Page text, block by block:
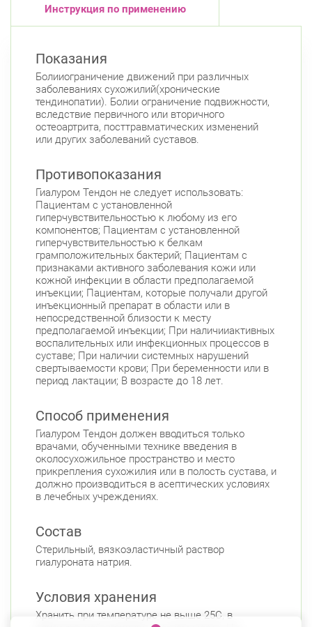
Инструкция по применению
Показания
Болииограничение движений при различных
заболеваниях сухожилий(хронические
тендинопатии). Болии ограничение подвижности,
вследствие первичного или вторичного
остеоартрита, посттравматических изменений
или других заболеваний суставов.
Противопоказания
Гиалуром Тендон не следует использовать:
Пациентам с установленной
гиперчувствительностью к любому из его
компонентов; Пациентам с установленной
гиперчувствительностью к белкам
грамположительных бактерий; Пациентам с
признаками активного заболевания кожи или
кожной инфекции в области предполагаемой
инъекции; Пациентам, которые получали другой
инъекционный препарат в области или в
непосредственной близости к месту
предполагаемой инъекции; При наличииактивных
воспалительных или инфекционных процессов в
суставе; При наличии системных нарушений
свертываемости крови; При беременности или в
период лактации; В возрасте до 18 лет.
Способ применения
Гиалуром Тендон должен вводиться только
врачами, обученными технике введения в
околосухожильное пространство и место
прикрепления сухожилия или в полость сустава, и
должно производиться в асептических условиях
в лечебных учреждениях.
Состав
Стерильный, вязкоэластичный раствор
гиалуроната натрия.
Условия хранения
Хранить при температуре не выше 25C, в